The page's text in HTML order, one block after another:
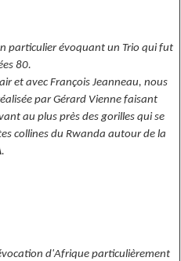
particulier évoquant un Trio qui fut
80.
et avec François Jeanneau, nous
par Gérard Vienne faisant
au plus près des gorilles qui se
collines du Rwanda autour de la
.
d'Afrique particulièrement